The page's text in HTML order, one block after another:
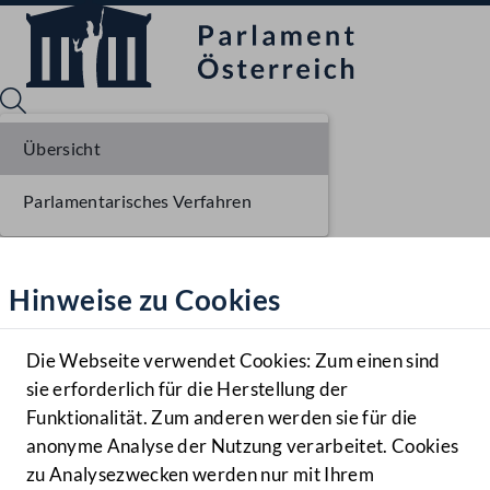
Hilfe
Benutzer
Navigationsmenü öffnen
MENÜ
Hinweise zu Cookies
Die Webseite verwendet Cookies: Zum einen sind
sie erforderlich für die Herstellung der
Funktionalität. Zum anderen werden sie für die
anonyme Analyse der Nutzung verarbeitet. Cookies
zu Analysezwecken werden nur mit Ihrem
Übersicht
Parlamentarisches Verfahren